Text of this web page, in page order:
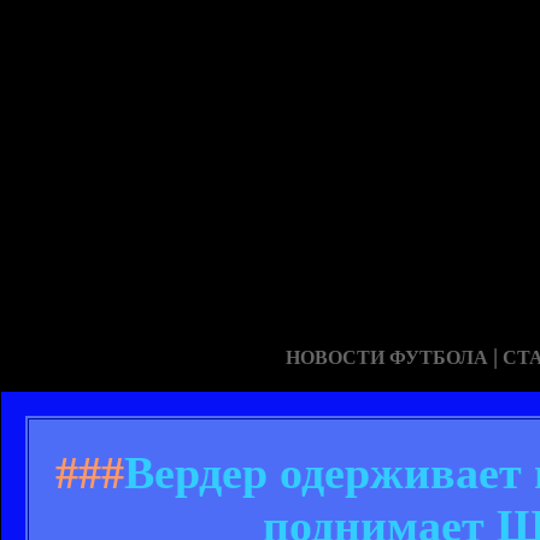
НОВОСТИ ФУТБОЛА |
###Вердер
поднимает